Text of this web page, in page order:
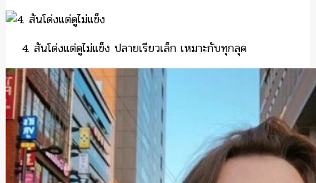
สันโด่งแต่ดูไม่แข็ง ปลายเรียวเล็ก เหมาะกับทุกลุค